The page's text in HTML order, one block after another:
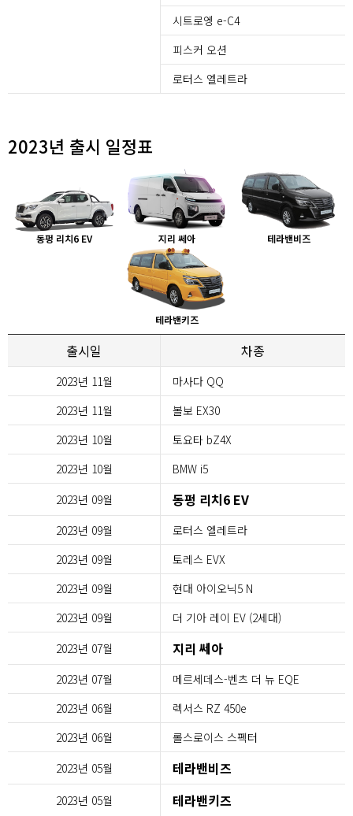
시트로엥 e-C4
피스커 오션
로터스 엘레트라
2023년 출시 일정표
동펑 리치6 EV 지리 쎄아 테라밴비즈
테라밴키즈
출시일 차종
2023년 11월
마사다 QQ
2023년 11월
볼보 EX30
2023년 10월
토요타 bZ4X
2023년 10월
BMW i5
2023년 09월
동펑 리치6 EV
2023년 09월
로터스 엘레트라
2023년 09월
토레스 EVX
2023년 09월
현대 아이오닉5 N
2023년 09월
더 기아 레이 EV (2세대)
2023년 07월
지리 쎄아
2023년 07월
메르세데스-벤츠 더 뉴 EQE
2023년 06월
렉서스 RZ 450e
2023년 06월
롤스로이스 스펙터
2023년 05월
테라밴비즈
2023년 05월 테라밴키즈